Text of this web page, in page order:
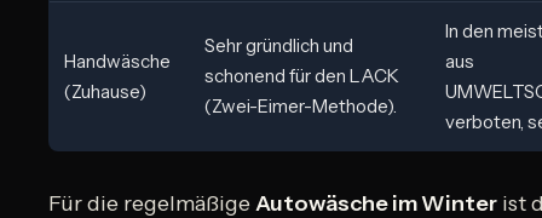
Handwäsche
(Zuhause)
Sehr gründlich und
schonend für den LACK
(Zwei-Eimer-Methode).
In den
aus
verboten,
Für die regelmäßigeAutowäsche im Winter ist